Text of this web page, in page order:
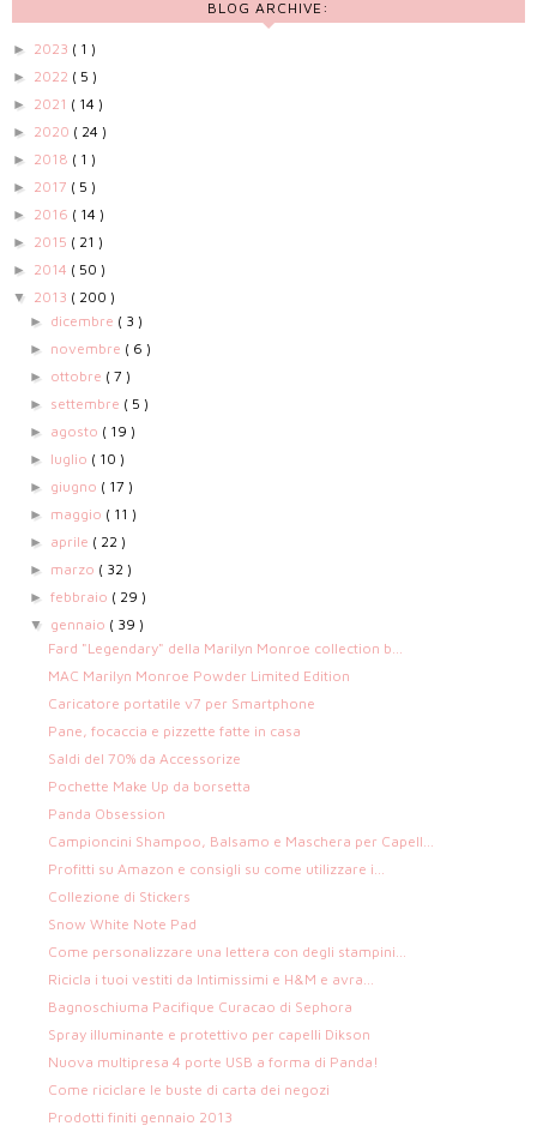
BLOG ARCHIVE:
► 2023 ( 1 )
► 2022 ( 5 )
► 2021 ( 14 )
► 2020 ( 24 )
► 2018 ( 1 )
► 2017 ( 5 )
► 2016 ( 14 )
► 2015 ( 21 )
► 2014 ( 50 )
▼ 2013 ( 200 )
► dicembre ( 3 )
► novembre ( 6 )
► ottobre ( 7 )
► settembre ( 5 )
► agosto ( 19 )
► luglio ( 10 )
► giugno ( 17 )
► maggio ( 11 )
► aprile ( 22 )
► marzo ( 32 )
►febbraio ( 29 )
▼ gennaio ( 39 )
Fard "Legendary" della Marilyn Monroe collection b...
MAC Marilyn Monroe Powder Limited Edition
Caricatore portatile v7 per Smartphone
Pane, focaccia e pizzette fatte in casa
Saldi del 70% da Accessorize
Pochette Make Up da borsetta
Panda Obsession
Campioncini Shampoo, Balsamo e Maschera per Capell...
Profitti su Amazon e consigli su come utilizzare i...
Collezione di Stickers
Snow White Note Pad
Come personalizzare una lettera con degli stampini...
Ricicla i tuoi vestiti da Intimissimi e H&M e avra...
Bagnoschiuma Pacifique Curacao di Sephora
Spray illuminante e protettivo per capelli Dikson
Nuova multipresa 4 porte USB a forma di Panda!
Come riciclare le buste di carta dei negozi
Prodotti finiti gennaio 2013